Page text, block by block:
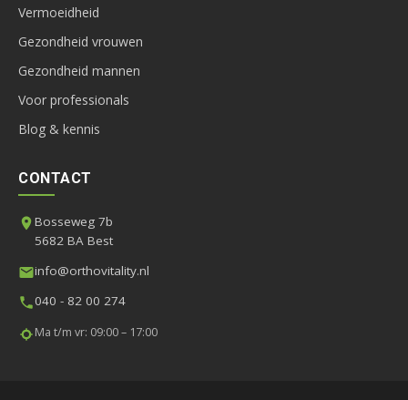
Vermoeidheid
Gezondheid vrouwen
Gezondheid mannen
Voor professionals
Blog & kennis
CONTACT
Bosseweg 7b
5682 BA Best
info@orthovitality.nl
040 - 82 00 274
Ma t/m vr: 09:00 – 17:00